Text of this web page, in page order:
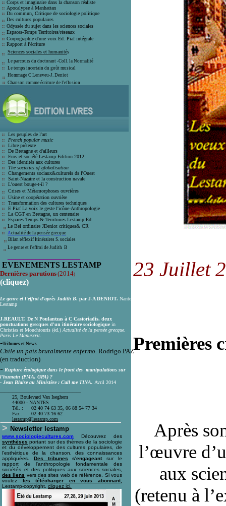
Corps et imaginaire dans la chanson réaliste
Apocalypse à Manhattan
Du commun, Critique de sociologie politique
Des cultures populaires
Odyssée du sujet dans les sciences sociales
Espaces-Temps Territoires/réseaux
Corpographie d'une voix Ed. Piaf intégrale
Rapport à l'écriture
Sciences sociales et humanités
Le parcours du doctorant -Coll. la Normalité
Le temps incertain du goût musical
Hommage C Leneveu-J. Deniot
Chanson comme écriture de l'effusion
Les peuples de l'art
French popular music
Libre prétexte
De Bretagne et d'ailleurs
Eros et société Lestamp-Edition 2012
Des identités aux cultures
The societies of globalisation
Changements sociaux&culturels ds l'Ouest
Saint-Nazaire et la construction navale
L'ouest bouge-t-il ?
Crises et Métamorphoses ouvrières
Usine et coopération ouvrière
Transformation des cultures techniques
E Piaf La voix le geste l'icône-Anthropologie
La CGT en Bretagne, un centenaire
Espaces Temps & Territoires Lestamp-Ed
Le Bel ordinaire JDeniot critiques& CR
Actualité de la pensée grecque
Bilan réflexif Itinéraires S. sociales
Le genre et l'effroi de Judith B
EVENEMENTS LESTAMP
Dernières parutions(2014)
(cliquez)
Le genre et l'effroi d'après Judith B. parJ-A DENIOT. Nantes
Lestamp
J.REAULT, De N Poulantzas à C Castoriadis, deux
ponctuations grecques d'un itinéraire sociologique in
Christias et Mouchtouris (éd.) Actualité de la pensée grecque.
Paris Le Manuscrit.
-Tribunes et News
Chile un pais brutalmente enfermo. Rodrigo PAZ
(en traduction)
- Rupture écologique dans le front des manipulations sur
l'humain (PMA, GPA) ?
- Jean Blaise au Ministère : Call me TINA. Avril 2014
25, Boulevard Van Iseghem
44000 - NANTES
Tél. :
Fax :
02 40 74 63 35, 06 88 54 77 34
02 40 73 16 62
lestamp@lestamp.com
> Newsletter lestamp
www.sociologiecultures.com
Découvrez des
synthèses portant sur des thèmes de la sociologie
et du développement des cultures populaires, de
l'esthétique de la chanson, des connaissances
appliquées. Des tribunes s'engageantsur le
rapport de l'anthropologie fondamentale des
sociétés et des politiques aux sciences sociales,
des liens vers des sites web de référence. Si vous
voulez les télécharger en vous abonnant,
Lestamp-copyright. cliquez ici
23 Juillet
Premières
Après
l’œuvre
aux
(retenu à